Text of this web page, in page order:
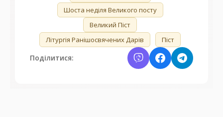
Шоста неділя Великого посту
Великий Піст
Літургія Ранішосвячених Дарів
Піст
Поділитися: